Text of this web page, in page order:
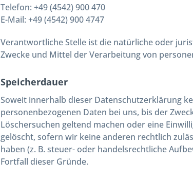
Telefon: +49 (4542) 900 470
E-Mail: +49 (4542) 900 4747
Verantwortliche Stelle ist die natürliche oder
Zwecke und Mittel der Verarbeitung von
Speicherdauer
Soweit innerhalb dieser Datenschutzerklärung
personenbezogenen Daten bei uns, bis der
Löschersuchen geltend machen oder eine
gelöscht, sofern wir keine anderen rechtlich
haben (z. B. steuer- oder handelsrechtliche
Fortfall dieser Gründe.